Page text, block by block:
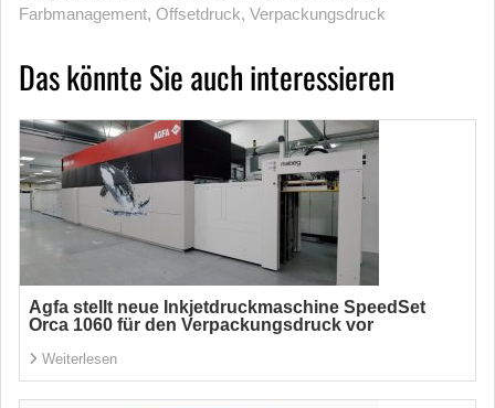
Farbmanagement, Offsetdruck, Verpackungsdruck
Das könnte Sie auch interessieren
Agfa stellt neue Inkjetdruckmaschine SpeedSet
Orca 1060 für den Verpackungsdruck vor
Weiterlesen